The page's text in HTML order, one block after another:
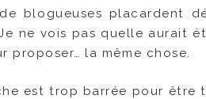
blogueuses placardent
ne vois pas quelle aurait
proposer… la même chose.
est trop barrée pour être